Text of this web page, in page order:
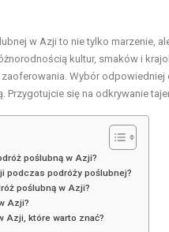
w Azji to nie tylko marzenie,
kultur, smaków i
Wybór
Przygotujcie się na odkrywanie
poślubną w Azji?
podczas podróży poślubnej?
poślubną w Azji?
Azji?
Azji, które warto znać?